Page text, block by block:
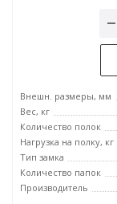
Внешн. размеры, мм
Вес, кг
Количество полок
Нагрузка на полку, кг
Тип замка
Количество папок
Производитель